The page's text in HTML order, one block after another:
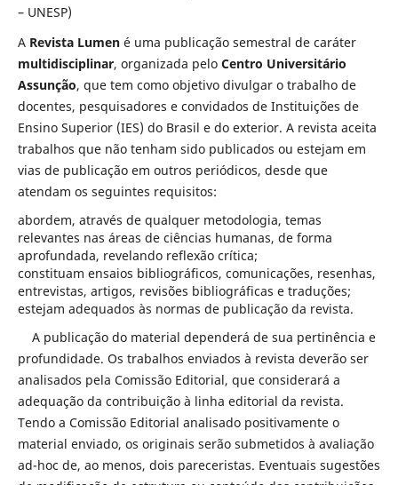
– UNESP)
ARevista Lumené uma publicação semestral de caráter
multidisciplinar, organizada pelo Centro Universitário
Assunção, que tem como objetivo divulgar o trabalho de
docentes, pesquisadores e convidados de Instituições de
Ensino Superior (IES) do Brasil e do exterior. A revista aceita
trabalhos que não tenham sido publicados ou estejam em
vias de publicação em outros periódicos, desde que
atendam os seguintes requisitos:
abordem, através de qualquer metodologia, temas
relevantes nas áreas de ciências humanas, de forma
aprofundada, revelando reflexão crítica;
constituam ensaios bibliográficos, comunicações, resenhas,
entrevistas, artigos, revisões bibliográficas e traduções;
estejam adequados às normas de publicação da revista.
A publicação do material dependerá de sua pertinência e
profundidade. Os trabalhos enviados à revista deverão ser
analisados pela Comissão Editorial, que considerará a
adequação da contribuição à linha editorial da revista.
Tendo a Comissão Editorial analisado positivamente o
material enviado, os originais serão submetidos à avaliação
ad-hoc de, ao menos, dois pareceristas. Eventuais sugestões